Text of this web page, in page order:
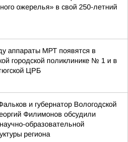
ожерелья» в свой 250-летний
аппараты МРТ появятся в
городской поликлинике № 1 и в
ЦРБ
и губернатор Вологодской
Филимонов обсудили
образовательной
региона